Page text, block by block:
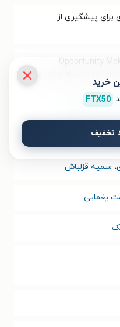
برای پیشگیری از
Opportunity
Practical theory for
عمومی
،رونالد وی. کلارک
، سمیه قزلباش
یغمایی
FTX50
تخفیف